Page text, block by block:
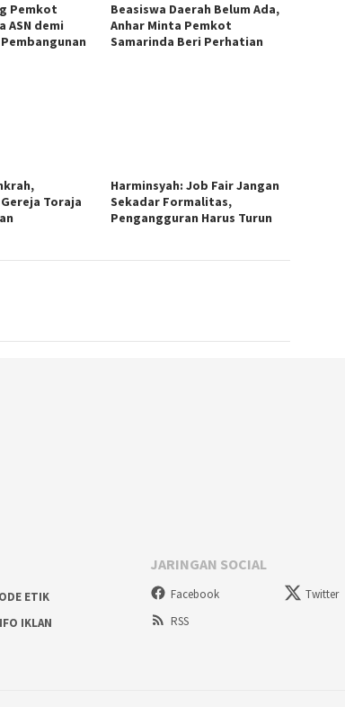
Pemkot
ASN demi
Beasiswa Daerah Belum Ada,
Anhar Minta Pemkot
Samarinda Beri Perhatian
Toraja
Harminsyah: Job Fair Jangan
Sekadar Formalitas,
Pengangguran Harus Turun
ETIK
IKLAN
JARINGAN SOCIAL
Facebook Twitter
RSS